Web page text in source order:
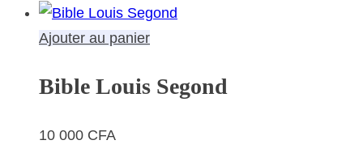
Ajouter au panier
Bible Louis Segond
10 000 CFA